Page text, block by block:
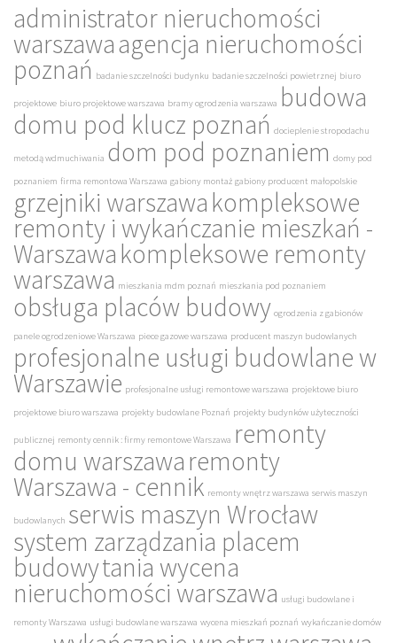
administrator nieruchomości
warszawaagencja nieruchomości
poznań badanie szczelności budynku badanie szczelności powietrznej biuro
projektowe biuro projektowe warszawa bramy ogrodzenia warszawa budowa
domu pod klucz poznań docieplenie stropodachu
metodą wdmuchiwania dom pod poznaniem domy pod
poznaniem firma remontowa Warszawa gabiony montaż gabiony producent małopolskie
grzejniki warszawakompleksowe
remonty i wykańczanie mieszkań -
Warszawakompleksowe remonty
warszawa mieszkania mdm poznań mieszkania pod poznaniem
obsługa placów budowy ogrodzenia z gabionów
panele ogrodzeniowe Warszawa piece gazowe warszawa producent maszyn budowlanych
profesjonalne usługi budowlane w
Warszawie profesjonalne usługi remontowe warszawa projektowe biuro
projektowe biuro warszawa projekty budowlane Poznań projekty budynków użyteczności
publicznej remonty cennik : firmy remontowe Warszawa remonty
domu warszawaremonty
Warszawa - cennik remonty wnętrz warszawa serwis maszyn
budowlanych serwis maszyn Wrocław
system zarządzania placem
budowytania wycena
nieruchomości warszawa usługi budowlane i
remonty Warszawa usługi budowlane warszawa wycena mieszkań poznań wykańczanie domów